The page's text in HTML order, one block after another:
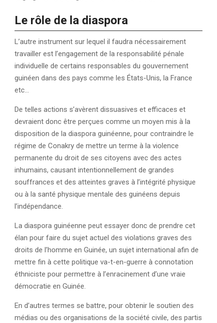
Le rôle de la diaspora
L’autre instrument sur lequel il faudra nécessairement
travailler est l’engagement de la responsabilité pénale
individuelle de certains responsables du gouvernement
guinéen dans des pays comme les États-Unis, la France
etc…
De telles actions s’avèrent dissuasives et efficaces et
devraient donc être perçues comme un moyen mis à la
disposition de la diaspora guinéenne, pour contraindre le
régime de Conakry de mettre un terme à la violence
permanente du droit de ses citoyens avec des actes
inhumains, causant intentionnellement de grandes
souffrances et des atteintes graves à l’intégrité physique
ou à la santé physique mentale des guinéens depuis
l’indépendance.
La diaspora guinéenne peut essayer donc de prendre cet
élan pour faire du sujet actuel des violations graves des
droits de l’homme en Guinée, un sujet international afin de
mettre fin à cette politique va-t-en-guerre à connotation
éthniciste pour permettre à l’enracinement d’une vraie
démocratie en Guinée.
En d’autres termes se battre, pour obtenir le soutien des
médias ou des organisations de la société civile, des partis